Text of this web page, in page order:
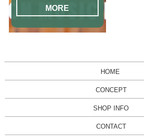
MORE
HOME
CONCEPT
SHOP INFO
CONTACT